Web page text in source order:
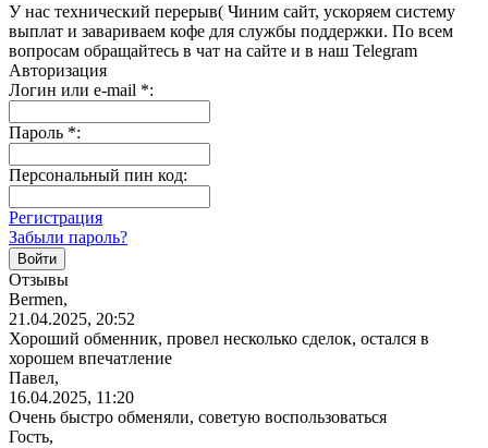
У нас технический перерыв( Чиним сайт, ускоряем систему
выплат и завариваем кофе для службы поддержки. По всем
вопросам обращайтесь в чат на сайте и в наш Telegram
Авторизация
Логин или e-mail *:
Пароль *:
Персональный пин код:
Регистрация
Забыли пароль?
Отзывы
Bermen,
21.04.2025, 20:52
Хороший обменник, провел несколько сделок, остался в
хорошем впечатление
Павел,
16.04.2025, 11:20
Очень быстро обменяли, советую воспользоваться
Гость,